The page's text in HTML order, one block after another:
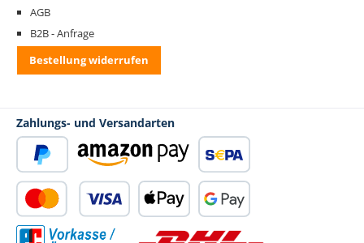
AGB
B2B - Anfrage
Bestellung widerrufen
Zahlungs- und Versandarten
PayPal Amazon Pay
Kredit- oder Debitkarte
SEPA Lastschrift